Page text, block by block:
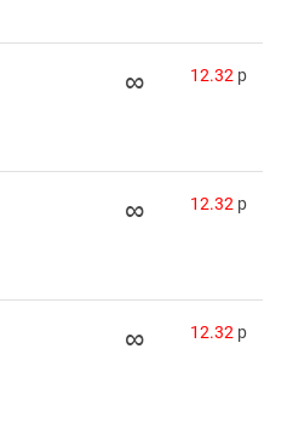
∞ 12.32 p
∞ 12.32 p
∞ 12.32 p